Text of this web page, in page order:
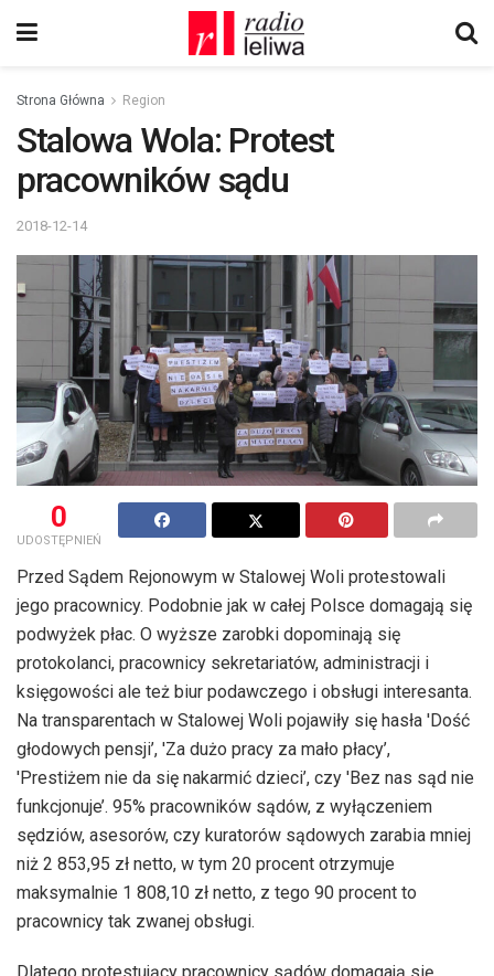
Strona Główna Region
Stalowa Wola: Protest
pracowników sądu
2018-12-14
0
UDOSTĘPNIEŃ
Przed Sądem Rejonowym w Stalowej Woli protestowali
jego pracownicy. Podobnie jak w całej Polsce domagają się
podwyżek płac. O wyższe zarobki dopominają się
protokolanci, pracownicy sekretariatów, administracji i
księgowości ale też biur podawczego i obsługi interesanta.
Na transparentach w Stalowej Woli pojawiły się hasła 'Dość
głodowych pensji’, 'Za dużo pracy za mało płacy’,
'Prestiżem nie da się nakarmić dzieci’, czy 'Bez nas sąd nie
funkcjonuje’. 95% pracowników sądów, z wyłączeniem
sędziów, asesorów, czy kuratorów sądowych zarabia mniej
niż 2 853,95 zł netto, w tym 20 procent otrzymuje
maksymalnie 1 808,10 zł netto, z tego 90 procent to
pracownicy tak zwanej obsługi.